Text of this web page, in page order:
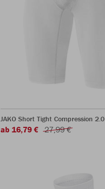
JAKO Short Tight Compression 2.0
ab 16,79 € 27,99 €